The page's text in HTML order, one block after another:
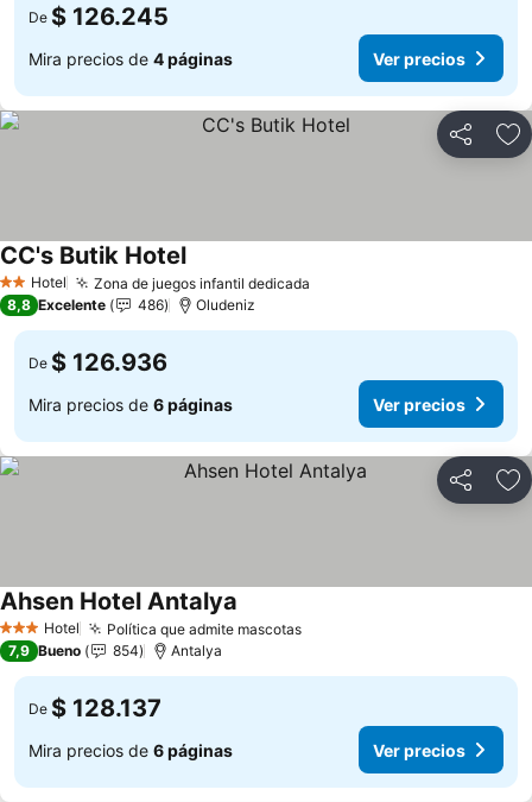
De $ 126.245
Mira precios de 4 páginas Ver precios
Compartir
2 Estrellas
Hotel Zona de juegos infantil dedicada
CC's Butik Hotel
8,8 Excelente 486 Oludeniz
De $ 126.936
Mira precios de 6 páginas Ver precios
Compartir
3 Estrellas
Hotel Política que admite mascotas
Ahsen Hotel Antalya
7,9 Bueno 854 Antalya
De $ 128.137
Mira precios de 6 páginas Ver precios